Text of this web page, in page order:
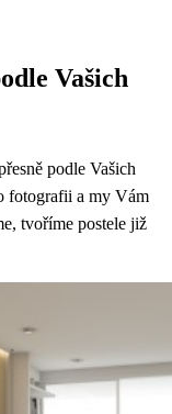
Vašich
podle Vašich
fotografii a my Vám
tvoříme postele již